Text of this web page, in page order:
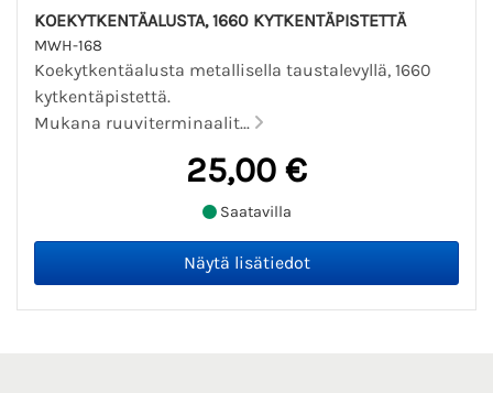
KOEKYTKENTÄALUSTA, 1660 KYTKENTÄPISTETTÄ
MWH-168
Koekytkentäalusta metallisella taustalevyllä, 1660
kytkentäpistettä.
Mukana ruuviterminaalit...
25,00 €
Saatavilla